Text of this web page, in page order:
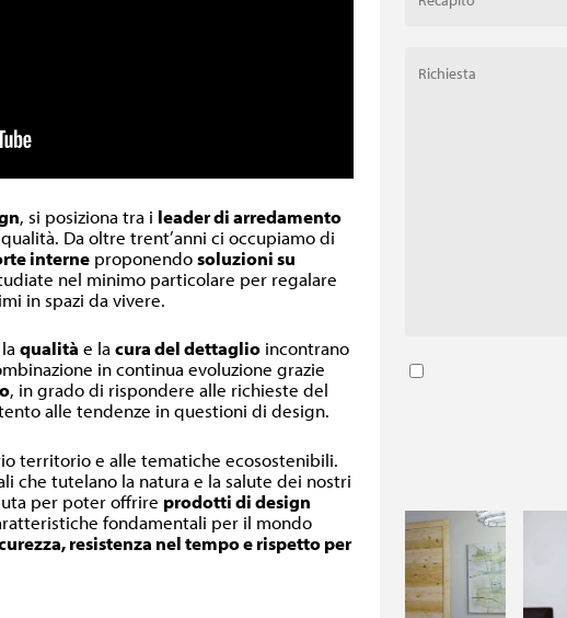
, si posiziona tra i leader di arredamento
Da oltre trent’anni ci occupiamo di
interne proponendosoluzioni su
nel minimo particolare per regalare
in spazi da vivere.
laqualità e lacura del dettaglio incontrano
in continua evoluzione grazie
, in grado di rispondere alle richieste del
alle tendenze in questioni di design.
territorio e alle tematiche ecosostenibili.
che tutelano la natura e la salute dei nostri
per poter offrire prodotti di design
fondamentali per il mondo
resistenza nel tempo e rispetto per